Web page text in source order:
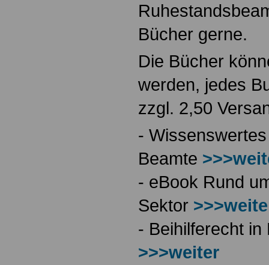
Bücher gerne.
Die Bücher
werden, jedes
zzgl. 2,50
-
Beamte
- eBook Rund
Sektor
- Beihilferecht
>>>weiter